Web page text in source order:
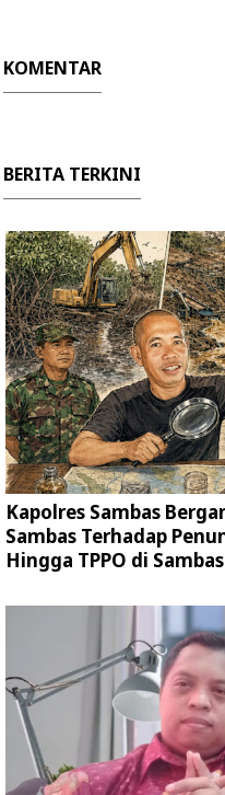
KOMENTAR
BERITA TERKINI
Kapolres Sambas
Sambas Terhadap
Hingga TPPO di Sambas